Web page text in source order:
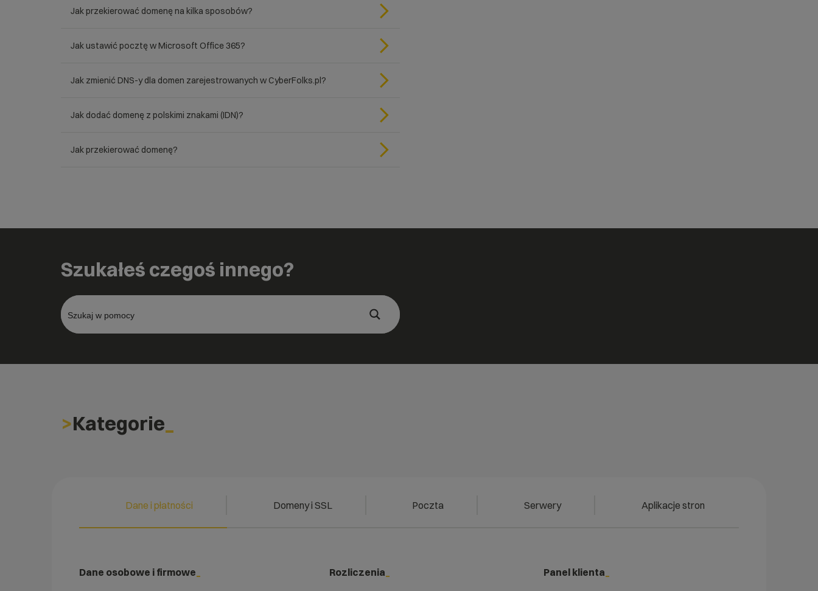
Jak przekierować domenę na kilka sposobów?
Jak ustawić pocztę w Microsoft Office 365?
Jak zmienić DNS-y dla domen zarejestrowanych w CyberFolks.pl?
Jak dodać domenę z polskimi znakami (IDN)?
Jak przekierować domenę?
Szukałeś czegoś innego?
Kategorie
Dane i płatności Domeny i SSL Poczta Serwery Aplikacje stron
Dane osobowe i firmowe Rozliczenia Panel klienta